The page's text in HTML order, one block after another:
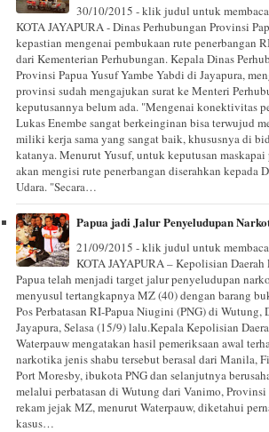
30/10/2015 - klik judul untuk membaca
KOTA JAYAPURA - Dinas Perhubungan Provinsi
kepastian mengenai pembukaan rute penerbangan
dari Kementerian Perhubungan. Kepala Dinas
Provinsi Papua Yusuf Yambe Yabdi di Jayapura,
provinsi sudah mengajukan surat ke Menteri
keputusannya belum ada. "Mengenai konektivitas
Lukas Enembe sangat berkeinginan bisa terwujud
miliki kerja sama yang sangat baik, khususnya di
katanya. Menurut Yusuf, untuk keputusan maskapai
akan mengisi rute penerbangan diserahkan kepada
Udara. "Secara…
Papua jadi Jalur Penyeludupan
21/09/2015 - klik judul untuk membaca
KOTA JAYAPURA – Kepolisian
Papua telah menjadi target jalur penyeludupan
menyusul tertangkapnya MZ (40) dengan barang
Pos Perbatasan RI-Papua Niugini (PNG) di Wutung,
Jayapura, Selasa (15/9) lalu.Kepala Kepolisian
Waterpauw mengatakan hasil pemeriksaan awal
narkotika jenis shabu tersebut berasal dari Manila,
Port Moresby, ibukota PNG dan selanjutnya
melalui perbatasan di Wutung dari Vanimo, Provinsi
rekam jejak MZ, menurut Waterpauw, diketahui
kasus…